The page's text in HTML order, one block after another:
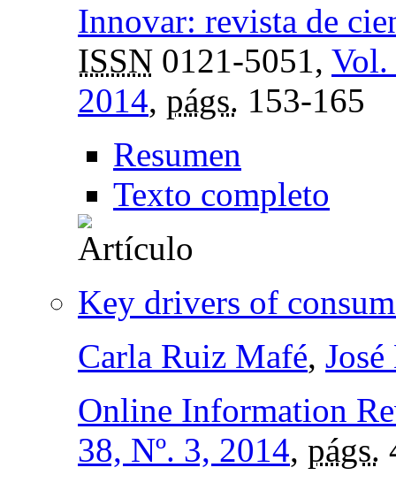
Innovar: revista de
ISSN 0121-5051, Vol.
2014, págs. 153-165
Resumen
Texto completo
Key drivers of
Carla Ruiz Mafé,
Online Information
38, Nº. 3, 2014, págs.